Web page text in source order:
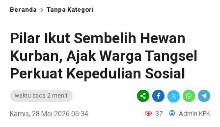
Beranda Tanpa Kategori
Pilar Ikut Sembelih Hewan
Kurban, Ajak Warga Tangsel
Perkuat Kepedulian Sosial
waktu baca 2 menit
Kamis, 28 Mei 2026 06:34 37 Admin KPK